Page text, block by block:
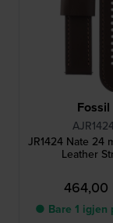
Fossil
JR1424 Nate 24
Leather
464,00
● Bare 1 igjen